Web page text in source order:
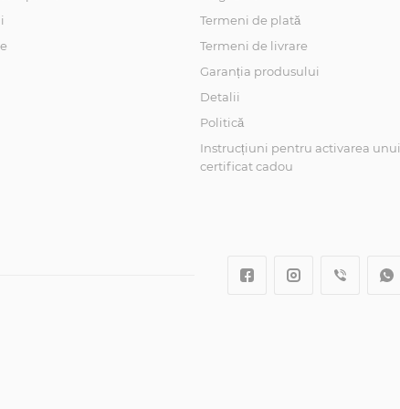
Termeni de plată
Termeni de livrare
Garanția produsului
Detalii
Politică
Instrucțiuni pentru activarea unui
certificat cadou